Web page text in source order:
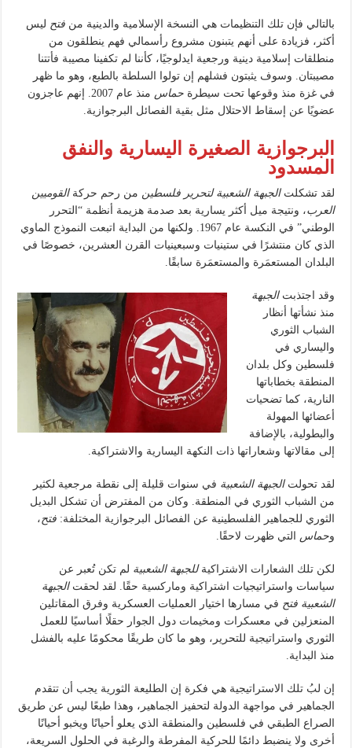
بالتالي فإن تلك التنظيمات هي النسخة الإسلامية والدينية منفتح ليس
أكثر، فزيادة على أنهم يتبنون مشروع رأسمالي فهم ينطلقون من
منطلقات إسلامية دينية ورجعية ايدلوجيًا، كأننا لم تكفينا مصيبة فأتتنا
مصيبتان. وسوف يثبتون فشلهم إن تولوا السلطة بالطبع، وهو ما ظهر
في غزة منذ وقوعها تحت سيطرةحماس
منذ عام 2007. إنهم عاجزون
عضويًا عن إسقاط الاحتلال مثل بقية الفصائل البرجوازية.
البرجوازية الصغيرة اليسارية والنفق
المسدود
لقد تشكلت الجبهة الشعبية لتحرير فلسطين من رحم حركةالقوميين
العرب، ونتيجة ميل أكثر يسارية بعد صدمة هزيمة أنظمة “التحرر
الوطني” في النكسة عام 1967. ولكنها من البداية اتبعت النموذج الماوي
الذي كان منتشرًا في ستينيات وسبعينيات القرن العشرين، خصوصًا في
البلدان المستعمَرة والمستعمَرة سابقًا.
وقد اجتذبتالجبهة
منذ نشأتها أنظار
الشباب الثوري
واليساري في
فلسطين وكل بلدان
المنطقة بخطاباتها
النارية، كما تضحيات
أعضائها المهولة
والبطولية، بالإضافة
إلى مقالاتها وشعاراتها ذات النكهة اليسارية والاشتراكية.
لقد تحولتالجبهة الشعبية في سنوات قليلة إلى نقطة مرجعية لكثير
من الشباب الثوري في المنطقة. وكان من المفترض أن تشكل البديل
الثوري للجماهير الفلسطينية عن الفصائل البرجوازية المختلفة:فتح،
وحماس التي ظهرت لاحقًا.
لكن تلك الشعارات الاشتراكية للجبهة الشعبية لم تكن تُعبر عن
سياسات واستراتيجيات اشتراكية وماركسية حقًا. لقد لحقتالجبهة
الشعبية فتح في مسارها اختيار العمليات العسكرية وفرق المقاتلين
المنعزلين في معسكرات ومخيمات دول الجوار حقلًا أساسيًا للعمل
الثوري واستراتيجية للتحرير، وهو ما كان طريقًا محكومًا عليه بالفشل
منذ البداية.
إن لبُ تلك الاستراتيجية هي فكرة إن الطليعة الثورية يجب أن تتقدم
الجماهير في مواجهة الدولة لتحفيز الجماهير، وهذا طبعًا ليس عن طريق
الصراع الطبقي في فلسطين والمنطقة الذي يعلو أحيانًا ويخبو أحيانًا
أخرى ولا ينضبط دائمًا للحركية المفرطة والرغبة في الحلول السريعة،